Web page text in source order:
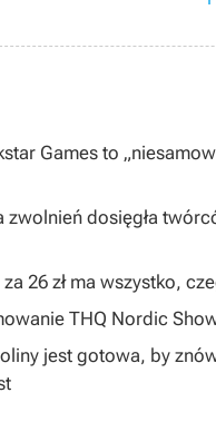
Games to
zwolnień dosięgła
26 zł ma wszystko,
THQ Nordic
jest gotowa, by